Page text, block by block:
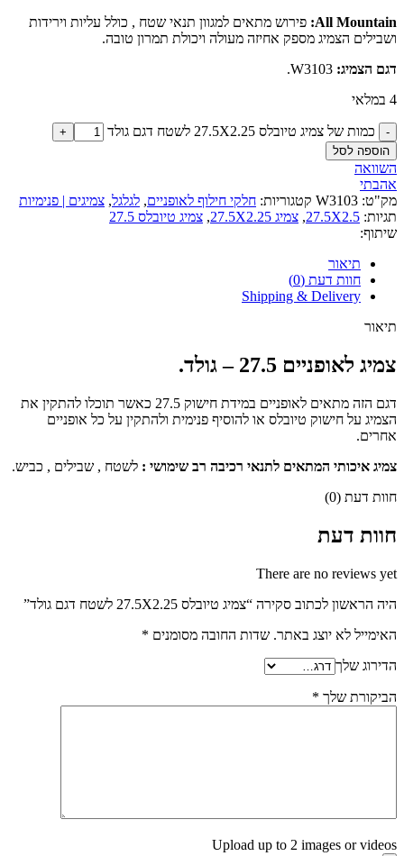
All Mountain: פירוש מתאים למגוון תנאי שטח , כולל עליות וירידות
ושבילים הצמיג מספק אחיזה מעולה ויכולת תמרון טובה.
דגם הצמיג:
4 במלאי
כמות של צמיג טיובלס 27.5X2.25 לשטח דגם גולד
הוספה לסל
השוואה
אהבתי
מק"ט: W3103 קטגוריות: חלקי חילוף לאופניים, לגלגל, צמיגים | פנימיות
תגיות: 27.5X2.5
, צמיג 27.5X2.25 , צמיג טיובלס 27.5
שיתוף:
תיאור
חוות דעת (0)
Shipping & Delivery
תיאור
צמיג לאופניים 27.5 – גולד.
דגם הזה מתאים לאופניים במידת חישוק 27.5 כאשר תוכלו להתקין את
הצמיג על חישוק טיובלס או להוסיף פנימית ולהתקין על כל אופניים
אחרים.
צמיג איכותי המתאים לתנאי רכיבה רב שימושי : לשטח , שבילים , כביש.
חוות דעת (0)
חוות דעת
There are no reviews yet
היה הראשון לכתוב סקירה “צמיג טיובלס 27.5X2.25 לשטח דגם גולד”
האימייל לא יוצג באתר. שדות החובה מסומנים *
הדירוג שלך
הביקורת שלך *
Upload up to 2 images or videos